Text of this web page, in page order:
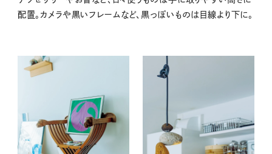
配置。カメラや黒いフレームなど、黒っぽいものは目線より下に。